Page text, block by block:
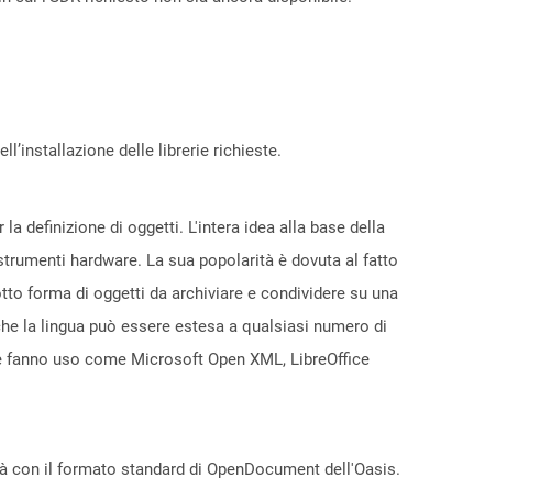
delle librerie richieste.
definizione di oggetti. L'intera idea alla base della
hardware. La sua popolarità è dovuta al fatto
forma di oggetti da archiviare e condividere su una
la lingua può essere estesa a qualsiasi numero di
uso come Microsoft Open XML, LibreOffice
il formato standard di OpenDocument dell'Oasis.